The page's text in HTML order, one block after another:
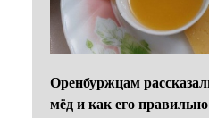
Оренбуржцам
мёд и как его